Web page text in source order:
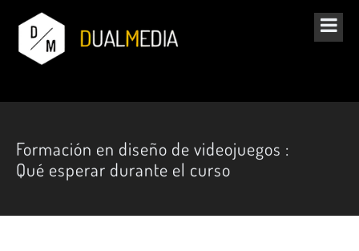
Formación en diseño de videojuegos :
Qué esperar durante el curso